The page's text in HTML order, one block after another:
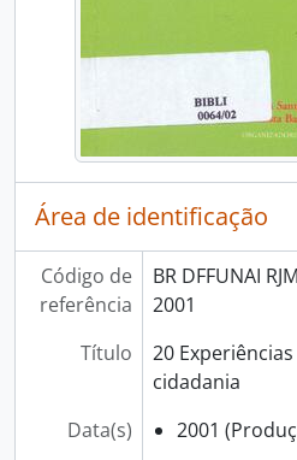
Área de identificação
Código de
referência
BR DFFUNAI
2001
Título
20
cidadania
Data(s)
2001